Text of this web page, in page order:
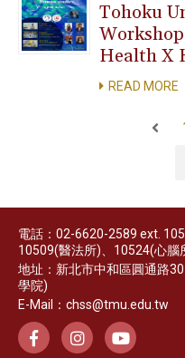
Tohoku
Health X
READ MORE
電話：02-6620-2589 ext.
10509(醫法所)、10524(心腦
地址：新北市中和區圓通路
學院)
E-Mail：chss@tmu.edu.tw